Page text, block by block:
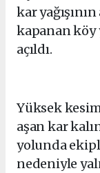
kar
kapanan köy
açıldı.
Yüksek
aşan kar
yolunda
nedeniyle